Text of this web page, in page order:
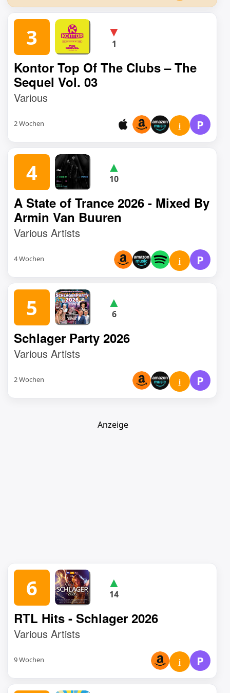
3 ▼
1
Kontor Top Of The Clubs – The
Sequel Vol. 03
Various
2 Wochen i P
4 ▲
10
A State of Trance 2026 - Mixed By
Armin Van Buuren
Various Artists
4 Wochen i P
5 ▲
6
Schlager Party 2026
Various Artists
2 Wochen i P
Anzeige
6 ▲
14
RTL Hits - Schlager 2026
Various Artists
9 Wochen i P